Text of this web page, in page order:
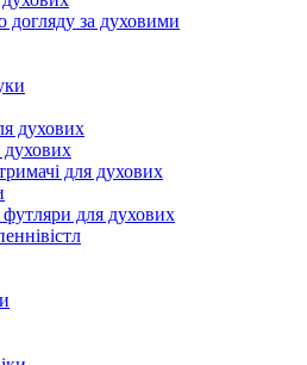
догляду за духовими
духових
духових
для духових
для духових